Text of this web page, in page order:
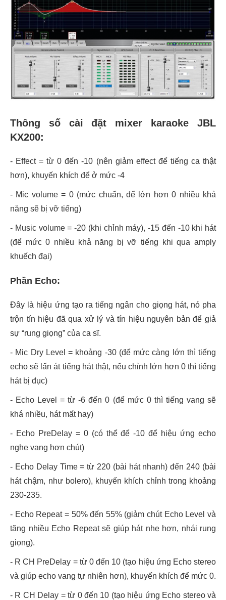
Thông số cài đặt mixer karaoke JBL
KX200:
- Effect = từ 0 đến -10 (nên giảm effect để tiếng ca thật
hơn), khuyến khích để ở mức -4
- Mic volume = 0 (mức chuẩn, để lớn hơn 0 nhiều khả
năng sẽ bị vỡ tiếng)
- Music volume = -20 (khi chỉnh máy), -15 đến -10 khi hát
(để mức 0 nhiều khả năng bị vỡ tiếng khi qua amply
khuếch đại)
Phần Echo:
Đây là hiệu ứng tạo ra tiếng ngân cho giọng hát, nó pha
trộn tín hiệu đã qua xử lý và tín hiệu nguyên bản để giả
sự “rung giọng” của ca sĩ.
- Mic Dry Level = khoảng -30 (để mức càng lớn thì tiếng
echo sẽ lấn át tiếng hát thật, nếu chỉnh lớn hơn 0 thì tiếng
hát bị đục)
- Echo Level = từ -6 đến 0 (để mức 0 thì tiếng vang sẽ
khá nhiều, hát mất hay)
- Echo PreDelay = 0 (có thể để -10 để hiệu ứng echo
nghe vang hơn chút)
- Echo Delay Time = từ 220 (bài hát nhanh) đến 240 (bài
hát chậm, như bolero), khuyến khích chỉnh trong khoảng
230-235.
- Echo Repeat = 50% đến 55% (giảm chút Echo Level và
tăng nhiều Echo Repeat sẽ giúp hát nhẹ hơn, nhái rung
giọng).
- R CH PreDelay = từ 0 đến 10 (tạo hiệu ứng Echo stereo
và giúp echo vang tự nhiên hơn), khuyến khích để mức 0.
- R CH Delay = từ 0 đến 10 (tạo hiệu ứng Echo stereo và